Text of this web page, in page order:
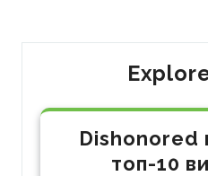
Dishonored
топ-10